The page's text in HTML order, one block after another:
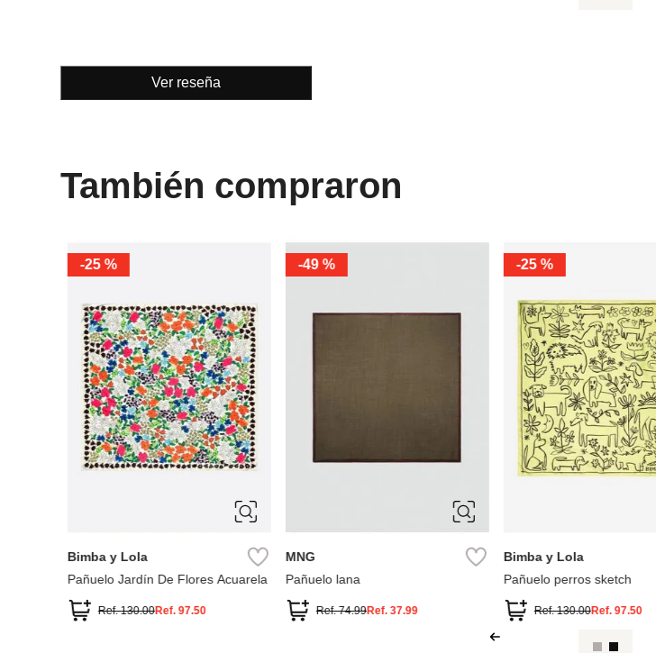
Ver reseña
También compraron
-25 %
Bimba y Lola
Pañuelo Jardín De Flores Acuarela
Ref.130.00Ref. 97.50
-49 %
MNG
Pañuelo lana
Ref.74.99Ref. 37.99
-25 %
Bimba y Lola
Pañuelo perros sketch
Ref.130.00Ref. 97.50